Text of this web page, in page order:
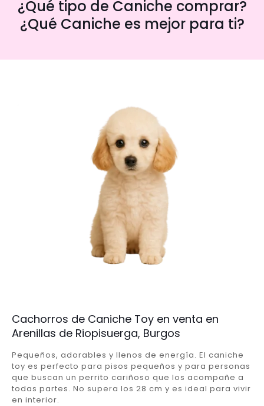
¿Qué tipo de Caniche comprar?
¿Qué Caniche es mejor para ti?
Cachorros de Caniche Toy en venta en
Arenillas de Riopisuerga, Burgos
Pequeños, adorables y llenos de energía. El caniche
toy es perfecto para pisos pequeños y para personas
que buscan un perrito cariñoso que los acompañe a
todas partes. No supera los 28 cm y es ideal para vivir
en interior.